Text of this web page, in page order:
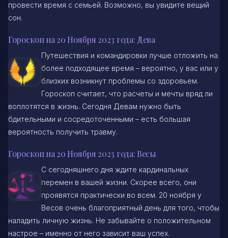
провести время с семьей. Возможно, вы увидите вещий
сон.
Гороскоп на 20 Ноября 2023 года: Дева
Путешествия и командировки лучше отложить на
более подходящее время – вероятно, у вас или у
близких возникнут проблемы со здоровьем.
Гороскоп считает, что расчеты и мечты вряд ли
воплотятся в жизнь. Сегодня Девам нужно быть
бдительными и сосредоточенными – есть большая
вероятность получить травму.
Гороскоп на 20 Ноября 2023 года: Весы
С сегодняшнего дня ждите кардинальных
перемен в вашей жизни. Скорее всего, они
проявятся практически во всем. 20 ноября у
Весов очень благоприятный день для того, чтобы
наладить личную жизнь. Не забывайте о положительном
настрое – именно от него зависит ваш успех.